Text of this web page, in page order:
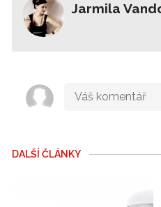
Jarmila
DALŠÍ ČLÁNKY